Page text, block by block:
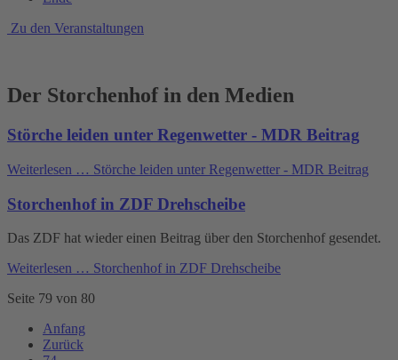
Zu den Veranstaltungen
Der Storchenhof in den Medien
Störche leiden unter Regenwetter - MDR Beitrag
Weiterlesen … Störche leiden unter Regenwetter - MDR Beitrag
Storchenhof in ZDF Drehscheibe
Das ZDF hat wieder einen Beitrag über den Storchenhof gesendet.
Weiterlesen … Storchenhof in ZDF Drehscheibe
Seite 79 von 80
Anfang
Zurück